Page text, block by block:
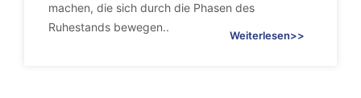
machen, die sich durch die Phasen des
Ruhestands bewegen..
Weiterlesen>>